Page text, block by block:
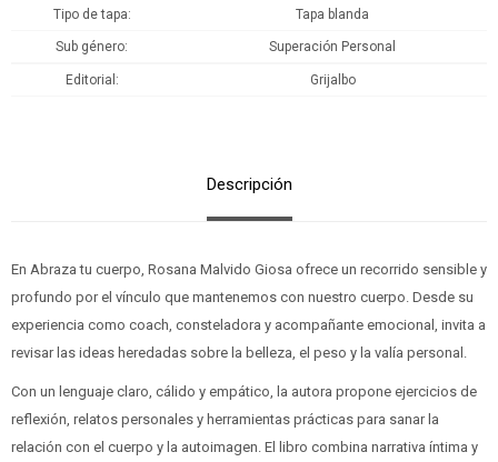
Tipo de tapa Tapa blanda
Sub género Superación Personal
Editorial Grijalbo
Descripción
En Abraza tu cuerpo, Rosana Malvido Giosa ofrece un recorrido sensible y
profundo por el vínculo que mantenemos con nuestro cuerpo. Desde su
experiencia como coach, consteladora y acompañante emocional, invita a
revisar las ideas heredadas sobre la belleza, el peso y la valía personal.
Con un lenguaje claro, cálido y empático, la autora propone ejercicios de
reflexión, relatos personales y herramientas prácticas para sanar la
relación con el cuerpo y la autoimagen. El libro combina narrativa íntima y